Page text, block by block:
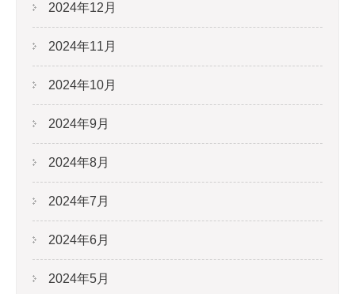
2024年12月
2024年11月
2024年10月
2024年9月
2024年8月
2024年7月
2024年6月
2024年5月